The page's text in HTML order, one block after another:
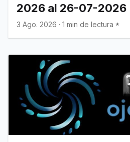
2026 al 26-07-2026
3 Ago. 2026 · 1 min de lectura